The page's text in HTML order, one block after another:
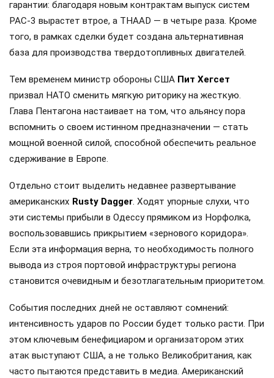
гарантии: благодаря новым контрактам выпуск систем
PAC-3 вырастет втрое, а THAAD — в четыре раза. Кроме
того, в рамках сделки будет создана альтернативная
база для производства твердотопливных двигателей.
Тем временем министр обороны США Пит Хегсет
призвал НАТО сменить мягкую риторику на жесткую.
Глава Пентагона настаивает на том, что альянсу пора
вспомнить о своем истинном предназначении — стать
мощной военной силой, способной обеспечить реальное
сдерживание в Европе.
Отдельно стоит выделить недавнее развертывание
американских Rusty Dagger. Ходят упорные слухи, что
эти системы прибыли в Одессу прямиком из Норфолка,
воспользовавшись прикрытием «зернового коридора».
Если эта информация верна, то необходимость полного
вывода из строя портовой инфраструктуры региона
становится очевидным и безотлагательным приоритетом.
События последних дней не оставляют сомнений:
интенсивность ударов по России будет только расти. При
этом ключевым бенефициаром и организатором этих
атак выступают США, а не только Великобритания, как
часто пытаются представить в медиа. Американский